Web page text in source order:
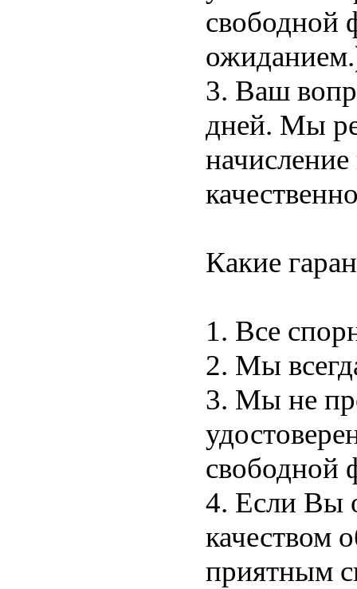
свободной
3. Ваш
дней. Мы
Какие
1. Все
2. Мы
3. Мы не
свободной
4. Если Вы
качеством
приятным